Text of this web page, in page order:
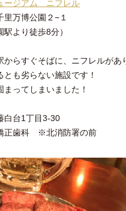
ージアム ニフレル
里万博公園２−１
駅より徒歩8分）
からすぐそばに、ニフレルがあ
とも劣らない施設です！
まってしまいました！
白台1丁目3-30
正歯科 ※北消防署の前